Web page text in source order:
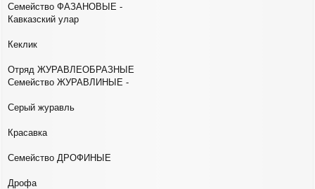
Семейство ФАЗАНОВЫЕ -
Кавказский улар
Кеклик
Отряд ЖУРАВЛЕОБРАЗНЫЕ
Семейство ЖУРАВЛИНЫЕ -
Серый журавль
Красавка
Семейство ДРОФИНЫЕ
Дрофа